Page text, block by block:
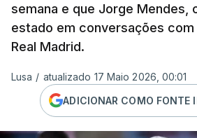
semana e que Jorge Mendes,
estado em conversações
Real Madrid.
Lusa / atualizado 17 Maio 2026, 00:01
ADICIONAR COMO FONTE